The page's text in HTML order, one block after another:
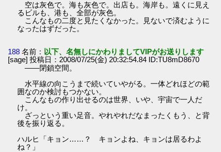
空は灰色で。海も灰色で。出店も。海岸も。遠くに見え
るビルも、港も、全部が灰色。
こんなもの二度と見たくなかった。見ないで済むように
なったはずだった。
188 名前： 以下、名無しにかわりましてVIPがお送りします
[sage] 投稿日：2008/07/25(金) 20:32:54.84 ID:TU8mD8670
――閉鎖空間。
水平線の向こうまで続いていやがる。一体どれほどの範
囲なのか検討もつかない。
こんなもの作り出せるのは世界、いや、宇宙で一人だ
け。
ざっという重い足音。やれやれだなまったくもう、と背
後を振り返る。
ハルヒ「キョン……？ キョンよね、キョンは居るわよ
ね？」